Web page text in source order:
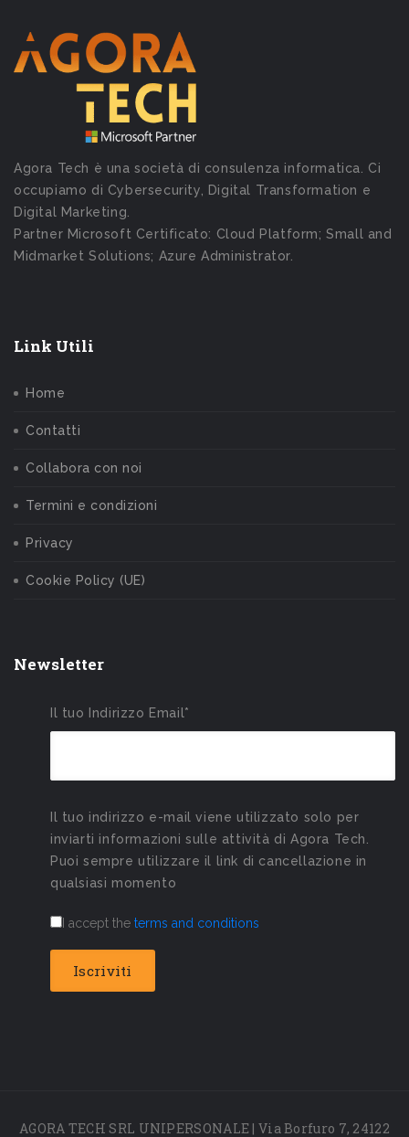
Agora Tech è una società di consulenza informatica. Ci
occupiamo di Cybersecurity, Digital Transformation e
Digital Marketing.
Partner Microsoft Certificato: Cloud Platform; Small and
Midmarket Solutions; Azure Administrator.
Link Utili
Home
Contatti
Collabora con noi
Termini e condizioni
Privacy
Cookie Policy (UE)
Newsletter
Il tuo Indirizzo Email*
Il tuo indirizzo e-mail viene utilizzato solo per
inviarti informazioni sulle attività di Agora Tech.
Puoi sempre utilizzare il link di cancellazione in
qualsiasi momento
I accept the terms and conditions
AGORA TECH SRL UNIPERSONALE | Via Borfuro 7, 24122